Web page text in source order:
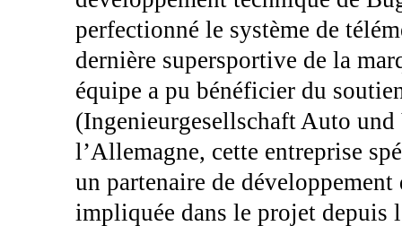
perfectionné le système de
dernière supersportive de la
équipe a pu bénéficier du
(Ingenieurgesellschaft Auto und
l’Allemagne, cette entreprise
un partenaire de
impliquée dans le projet depuis